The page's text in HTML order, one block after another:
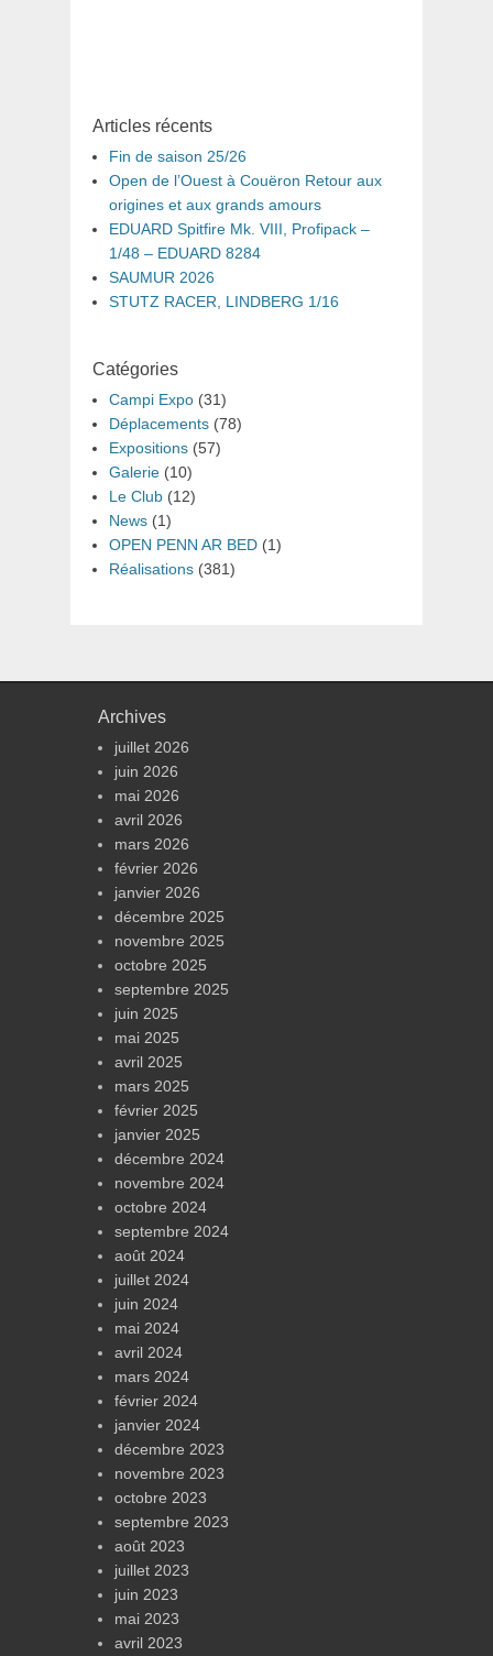
Articles récents
Fin de saison 25/26
Open de l’Ouest à Couëron Retour aux
origines et aux grands amours
EDUARD Spitfire Mk. VIII, Profipack –
1/48 – EDUARD 8284
SAUMUR 2026
STUTZ RACER, LINDBERG 1/16
Catégories
Campi Expo (31)
Déplacements (78)
Expositions (57)
Galerie (10)
Le Club (12)
News (1)
OPEN PENN AR BED (1)
Réalisations (381)
Archives
juillet 2026
juin 2026
mai 2026
avril 2026
mars 2026
février 2026
janvier 2026
décembre 2025
novembre 2025
octobre 2025
septembre 2025
juin 2025
mai 2025
avril 2025
mars 2025
février 2025
janvier 2025
décembre 2024
novembre 2024
octobre 2024
septembre 2024
août 2024
juillet 2024
juin 2024
mai 2024
avril 2024
mars 2024
février 2024
janvier 2024
décembre 2023
novembre 2023
octobre 2023
septembre 2023
août 2023
juillet 2023
juin 2023
mai 2023
avril 2023